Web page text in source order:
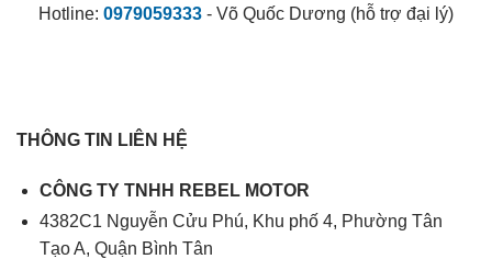
Hotline: 0979059333 - Võ Quốc Dương (hỗ trợ đại lý)
THÔNG TIN LIÊN HỆ
CÔNG TY TNHH REBEL MOTOR
4382C1 Nguyễn Cửu Phú, Khu phố 4, Phường Tân
Tạo A, Quận Bình Tân